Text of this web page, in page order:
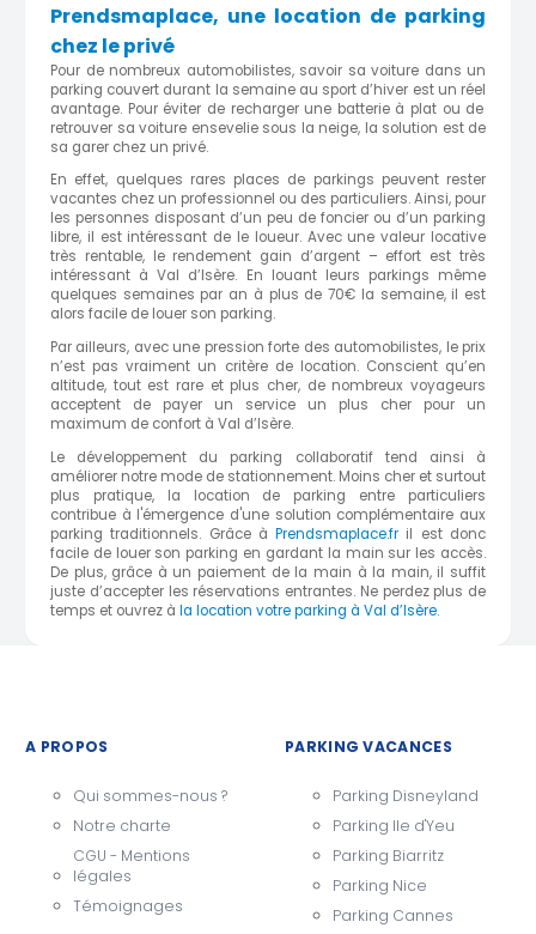
Prendsmaplace, une location de parking
chez le privé
Pour de nombreux automobilistes, savoir sa voiture dans un
parking couvert durant la semaine au sport d’hiver est un réel
avantage. Pour éviter de recharger une batterie à plat ou de
retrouver sa voiture ensevelie sous la neige, la solution est de
sa garer chez un privé.
En effet, quelques rares places de parkings peuvent rester
vacantes chez un professionnel ou des particuliers.Ainsi, pour
les personnes disposant d’un peu de foncier ou d’un parking
libre, il est intéressant de le loueur. Avec une valeur locative
très rentable, le rendement gain d’argent – effort est très
intéressant à Val d’Isère. En louant leurs parkings même
quelques semaines par an à plus de 70€ la semaine, il est
alors facile de louer son parking.
Par ailleurs, avec une pression forte des automobilistes, le prix
n’est pas vraiment un critère de location. Conscient qu’en
altitude, tout est rare et plus cher, de nombreux voyageurs
acceptent de payer un service un plus cher pour un
maximum de confort à Val d’Isère.
Le développement du parking collaboratif tend ainsi à
améliorer notre mode de stationnement. Moins cher et surtout
plus pratique, la location de parking entre particuliers
contribue à l'émergence d'une solution complémentaire aux
parking traditionnels. Grâce àPrendsmaplace.fr il est donc
facile de louer son parking en gardant la main sur les accès.
De plus, grâce à un paiement de la main à la main, il suffit
juste d’accepter les réservations entrantes. Ne perdez plus de
temps et ouvrez à la location votre parking à Val d’Isère.
A PROPOS
Qui sommes-nous ?
Notre charte
CGU - Mentions
légales
Témoignages
PARKING VACANCES
Parking Disneyland
Parking Ile d'Yeu
Parking Biarritz
Parking Nice
Parking Cannes